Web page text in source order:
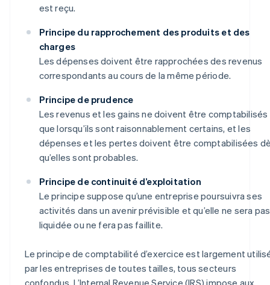
est reçu.
Principe du rapprochement des produits et des
charges
Les dépenses doivent être rapprochées des revenus
correspondants au cours de la même période.
Principe de prudence
Les revenus et les gains ne doivent être comptabilisés
que lorsqu’ils sont raisonnablement certains, et les
dépenses et les pertes doivent être comptabilisées
qu’elles sont probables.
Principe de continuité d’exploitation
Le principe suppose qu’une entreprise poursuivra ses
activités dans un avenir prévisible et qu’elle ne sera pas
liquidée ou ne fera pas faillite.
Le principe de comptabilité d’exercice est largement
par les entreprises de toutes tailles, tous secteurs
confondus. L’Internal Revenue Service (IRS) impose aux